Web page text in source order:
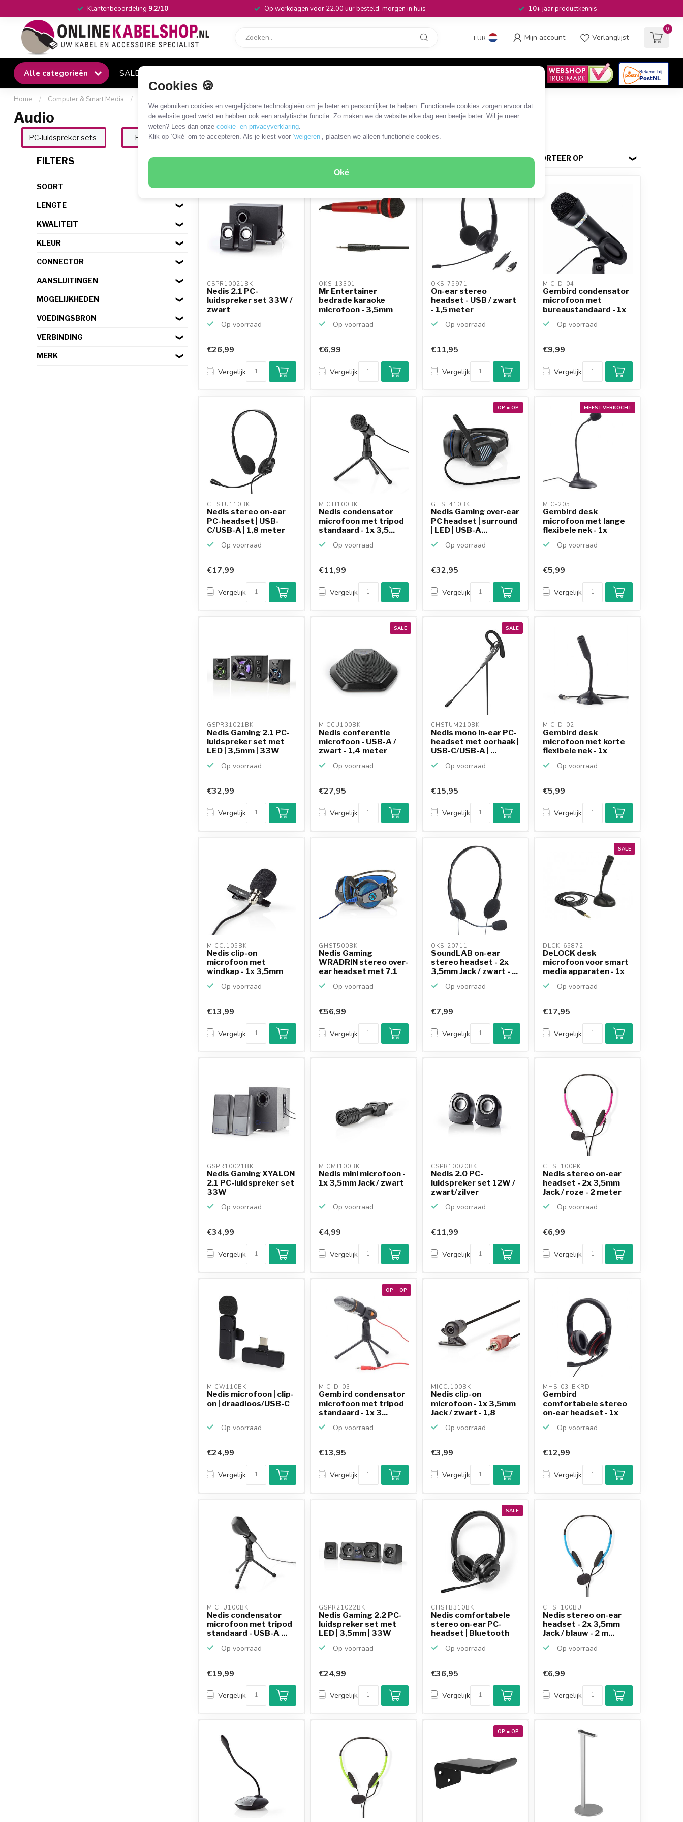
Cookies 🍪
We gebruiken cookies en vergelijkbare technologieën om je beter en persoonlijker te helpen. Functionele cookies zorgen ervoor dat
de website goed werkt en hebben ook een analytische functie. Zo maken we de website elke dag een beetje beter. Wil je meer
weten? Lees dan onze cookie- en privacyverklaring.
Klik op ‘Oké’ om te accepteren. Als je kiest voor ‘weigeren’, plaatsen we alleen functionele cookies.
Oké
Klantenbeoordeling 9.2/10 Op werkdagen voor 22.00 uur besteld, morgen in huis 10+jaar productkennis
EUR Mijn account Verlanglijst
0
Alle categorieën SALE
Home / Computer & Smart Media /
Audio
PC-luidspreker sets Headset Microfoon Beugels en houders
FILTERS
SOORT
LENGTE
KWALITEIT
KLEUR
CONNECTOR
AANSLUITINGEN
MOGELIJKHEDEN
VOEDINGSBRON
VERBINDING
MERK
70 PRODUCTEN SORTEER OP
CSPR10021BK
Nedis 2.1 PC-
luidspreker set 33W /
zwart
Op voorraad
€26,99
Vergelijk
OKS-13301
Mr Entertainer
bedrade karaoke
microfoon - 3,5mm
Op voorraad
€6,99
Vergelijk
SALE
OKS-75971
On-ear stereo
headset - USB / zwart
- 1,5 meter
Op voorraad
€11,95
Vergelijk
MIC-D-04
Gembird condensator
microfoon met
bureaustandaard - 1x
Op voorraad
€9,99
Vergelijk
CHSTU110BK
Nedis stereo on-ear
PC-headset | USB-
C/USB-A | 1,8 meter
Op voorraad
€17,99
Vergelijk
MICTJ100BK
Nedis condensator
microfoon met tripod
standaard - 1x 3,5...
Op voorraad
€11,99
Vergelijk
OP = OP
GHST410BK
Nedis Gaming over-ear
PC headset | surround
| LED | USB-A...
Op voorraad
€32,95
Vergelijk
MEEST VERKOCHT
MIC-205
Gembird desk
microfoon met lange
flexibele nek - 1x
Op voorraad
€5,99
Vergelijk
GSPR31021BK
Nedis Gaming 2.1 PC-
luidspreker set met
LED | 3,5mm | 33W
Op voorraad
€32,99
Vergelijk
SALE
MICCU100BK
Nedis conferentie
microfoon - USB-A /
zwart - 1,4 meter
Op voorraad
€27,95
Vergelijk
SALE
CHSTUM210BK
Nedis mono in-ear PC-
headset met oorhaak |
USB-C/USB-A | ...
Op voorraad
€15,95
Vergelijk
MIC-D-02
Gembird desk
microfoon met korte
flexibele nek - 1x
Op voorraad
Klantenbeoordeling
9,2/10
Achteraf betalen
mogelijk
€5,99
Vergelijk
MICCJ105BK
Nedis clip-on
microfoon met
windkap - 1x 3,5mm
Op voorraad
€13,99
Vergelijk
GHST500BK
Nedis Gaming
WRADRIN stereo over-
ear headset met 7.1
Op voorraad
€56,99
Vergelijk
OKS-20711
SoundLAB on-ear
stereo headset - 2x
3,5mm Jack / zwart - ...
Op voorraad
€7,99
Vergelijk
SALE
DLCK-65872
DeLOCK desk
microfoon voor smart
media apparaten - 1x
Op voorraad
€17,95
Vergelijk
GSPR10021BK
Nedis Gaming XYALON
2.1 PC-luidspreker set
33W
Op voorraad
€34,99
Vergelijk
MICMJ100BK
Nedis mini microfoon -
1x 3,5mm Jack / zwart
Op voorraad
€4,99
Vergelijk
CSPR10020BK
Nedis 2.0 PC-
luidspreker set 12W /
zwart/zilver
Op voorraad
€11,99
Vergelijk
CHST100PK
Nedis stereo on-ear
headset - 2x 3,5mm
Jack / roze - 2 meter
Op voorraad
€6,99
Vergelijk
MICW110BK
Nedis microfoon | clip-
on | draadloos/USB-C
Op voorraad
€24,99
Vergelijk
OP = OP
MIC-D-03
Gembird condensator
microfoon met tripod
standaard - 1x 3...
Op voorraad
€13,95
Vergelijk
MICCJ100BK
Nedis clip-on
microfoon - 1x 3,5mm
Jack / zwart - 1,8
Op voorraad
€3,99
Vergelijk
MHS-03-BKRD
Gembird
comfortabele stereo
on-ear headset - 1x
Op voorraad
Klantenbeoordeling
9,2/10
Achteraf betalen
mogelijk
€12,99
Vergelijk
MICTU100BK
Nedis condensator
microfoon met tripod
standaard - USB-A ...
Op voorraad
€19,99
Vergelijk
GSPR21022BK
Nedis Gaming 2.2 PC-
luidspreker set met
LED | 3,5mm | 33W
Op voorraad
€24,99
Vergelijk
SALE
CHSTB310BK
Nedis comfortabele
stereo on-ear PC-
headset | Bluetooth
Op voorraad
€36,95
Vergelijk
CHST100BU
Nedis stereo on-ear
headset - 2x 3,5mm
Jack / blauw - 2 m...
Op voorraad
€6,99
Vergelijk
OP = OP